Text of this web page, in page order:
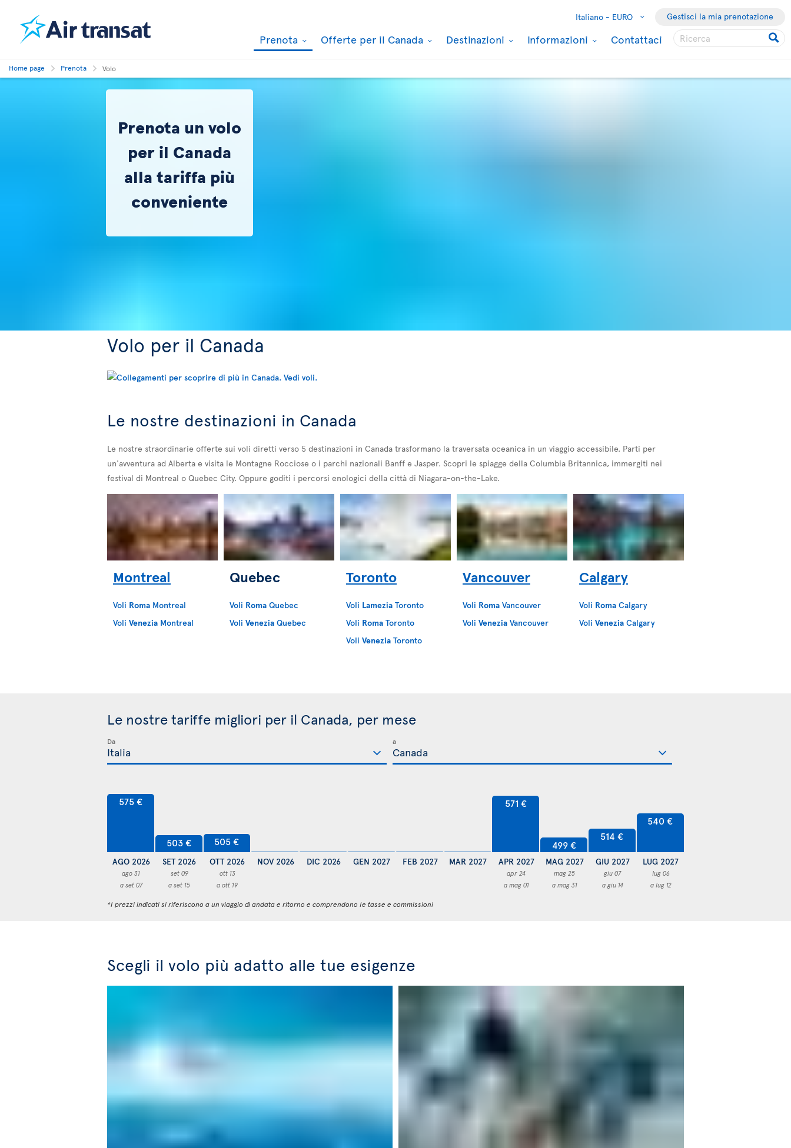
Italiano - EURO Gestisci la mia prenotazione
Prenota Offerte per il Canada Destinazioni Informazioni Contattaci
Home page Prenota Volo
Prenota un volo
per il Canada
alla tariffa più
conveniente
Volo per il Canada
Le nostre destinazioni in Canada
Le nostre straordinarie offerte sui voli diretti verso 5 destinazioni in Canada trasformano la traversata oceanica in un viaggio accessibile. Parti per
un'avventura ad Alberta e visita le Montagne Rocciose o i parchi nazionali Banff e Jasper. Scopri le spiagge della Columbia Britannica, immergiti nei
festival di Montreal o Quebec City. Oppure goditi i percorsi enologici della città di Niagara-on-the-Lake.
Montreal
Voli Roma Montreal
Voli Venezia Montreal
Quebec
Voli Roma Quebec
Voli Venezia Quebec
Toronto
Voli Lamezia Toronto
Voli Roma Toronto
Voli Venezia Toronto
Vancouver
Voli Roma Vancouver
Voli Venezia Vancouver
Calgary
Voli Roma Calgary
Voli Venezia Calgary
Le nostre tariffe migliori per il Canada, per mese
Da a
575 €
AGO 2026
ago 31
a set 07
503 €
SET 2026
set 09
a set 15
505 €
OTT 2026
ott 13
a ott 19
NOV 2026 DIC 2026 GEN 2027 FEB 2027 MAR 2027
571 €
APR 2027
apr 24
a mag 01
499 €
MAG 2027
mag 25
a mag 31
514 €
GIU 2027
giu 07
a giu 14
540 €
LUG 2027
lug 06
a lug 12
*I prezzi indicati si riferiscono a un viaggio di andata e ritorno e comprendono le tasse e commissioni
Scegli il volo più adatto alle tue esigenze